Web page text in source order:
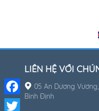
LIÊN HỆ VỚI
05 An Dương
Bình Định
Facebook